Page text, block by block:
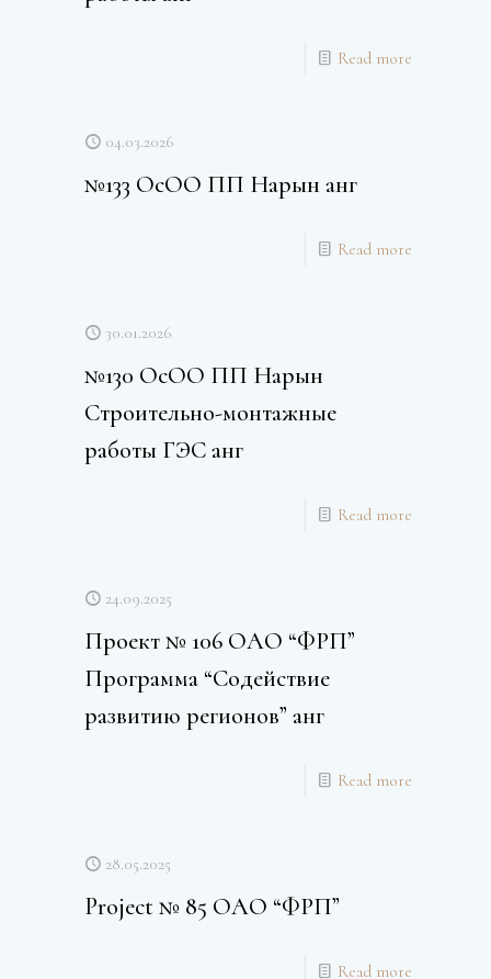
Read more
04.03.2026
№133 ОсОО ПП Нарын анг
Read more
30.01.2026
№130 ОсОО ПП Нарын
Строительно-монтажные
работы ГЭС анг
Read more
24.09.2025
Проект № 106 ОАО “ФРП”
Программа “Содействие
развитию регионов” анг
Read more
28.05.2025
Project № 85 ОАО “ФРП”
Read more